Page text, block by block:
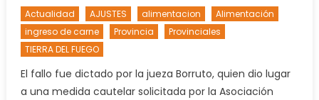
Actualidad AJUSTES alimentacion
Alimentación
ingreso de carne
Provincia
Provinciales
TIERRA DEL FUEGO
El fallo fue dictado por la jueza Borruto, quien dio lugar
a una medida cautelar solicitada por la Asociación